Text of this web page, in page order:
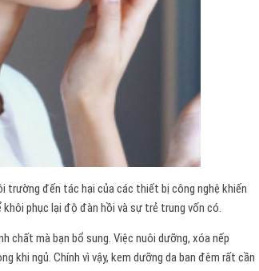
trường đến tác hại của các thiết bị công nghệ khiến
phục lại độ đàn hồi và sự trẻ trung vốn có.
chất mà bạn bổ sung. Việc nuôi dưỡng, xóa nếp
khi ngủ. Chính vì vậy, kem dưỡng da ban đêm rất cần